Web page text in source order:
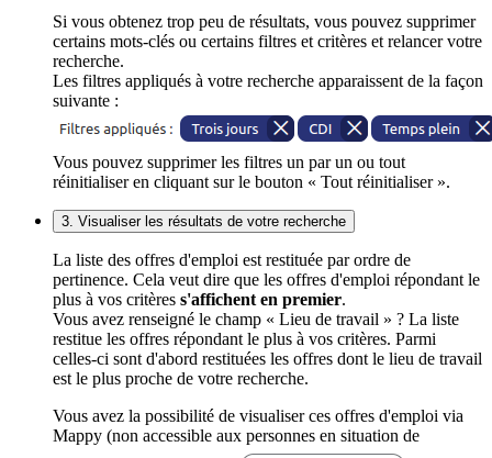
Si vous obtenez trop peu de résultats, vous pouvez supprimer
certains mots-clés ou certains filtres et critères et relancer votre
recherche.
Les filtres appliqués à votre recherche apparaissent de la façon
suivante :
Vous pouvez supprimer les filtres un par un ou tout
réinitialiser en cliquant sur le bouton « Tout réinitialiser ».
3. Visualiser les résultats de votre recherche
La liste des offres d'emploi est restituée par ordre de
pertinence. Cela veut dire que les offres d'emploi répondant le
plus à vos critères s'affichent en premier.
Vous avez renseigné le champ « Lieu de travail » ? La liste
restitue les offres répondant le plus à vos critères. Parmi
celles-ci sont d'abord restituées les offres dont le lieu de travail
est le plus proche de votre recherche.
Vous avez la possibilité de visualiser ces offres d'emploi via
Mappy (non accessible aux personnes en situation de